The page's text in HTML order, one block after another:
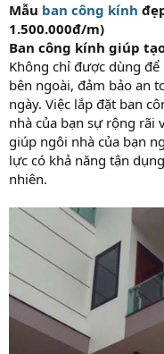
Mẫu ban công kính
1.500.000đ/m)
Ban công kính giúp
Không chỉ được dùng
bên ngoài, đảm bảo an
ngày. Việc lắp đặt ban
nhà của bạn sự rộng rãi
giúp ngôi nhà của bạn
lực có khả năng tận
nhiên.